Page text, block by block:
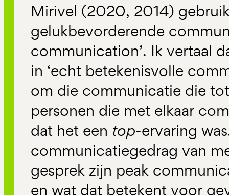
Mirivel (2020, 2014)
gelukbevorderende
communication’. Ik vertaal
in ‘echt betekenisvolle
om die communicatie die
personen die met elkaar
dat het een top-ervaring
communicatiegedrag van
gesprek zijn peak
en wat dat betekent voor